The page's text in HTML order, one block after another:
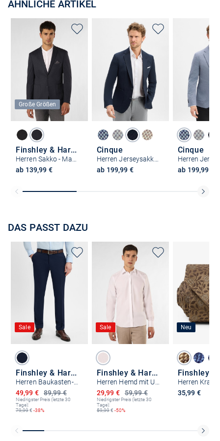
ÄHNLICHE ARTIKEL
Große Größen
Finshley & Harding
ab 139,99 €
Cinque
ab 199,99 €
Cinque
ab 199,99 €
DAS PASST DAZU
Sale
Finshley & Harding
Herren Baukasten-Hose - Kalifornia
89,99 €
Ermäßigter Preis
49,99 €
Niedrigster Preis (letzte 30
Tage):
79,99€ -38%
Sale
Finshley & Harding
59,99 €
Ermäßigter Preis
29,99 €
Niedrigster Preis (letzte 30
Tage):
59,99€ -50%
Neu
Herren
35,99 €